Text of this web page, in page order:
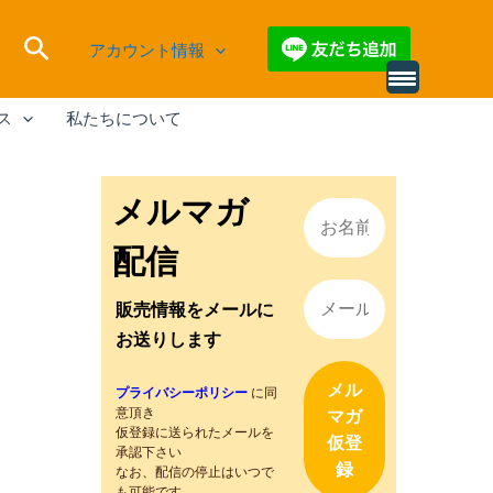
検
索
アカウント情報
私たちについて
メルマガ
配信
販売情報をメールに
お送りします
プライバシーポリシー に同
意頂き
仮登録に送られたメールを
承認下さい
なお、配信の停止はいつで
別
ー
を
読
み
込